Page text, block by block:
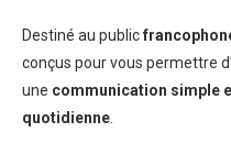
Destiné au public
conçus pour vous permettre
une communication simple
quotidienne.